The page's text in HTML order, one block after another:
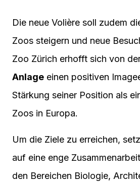
Die neue Volière soll zudem
Zoos steigern und neue
Zoo Zürich erhofft sich von
Anlage einen positiven
Stärkung seiner Position als
Zoos in Europa.
Um die Ziele zu erreichen,
auf eine enge
den Bereichen Biologie,